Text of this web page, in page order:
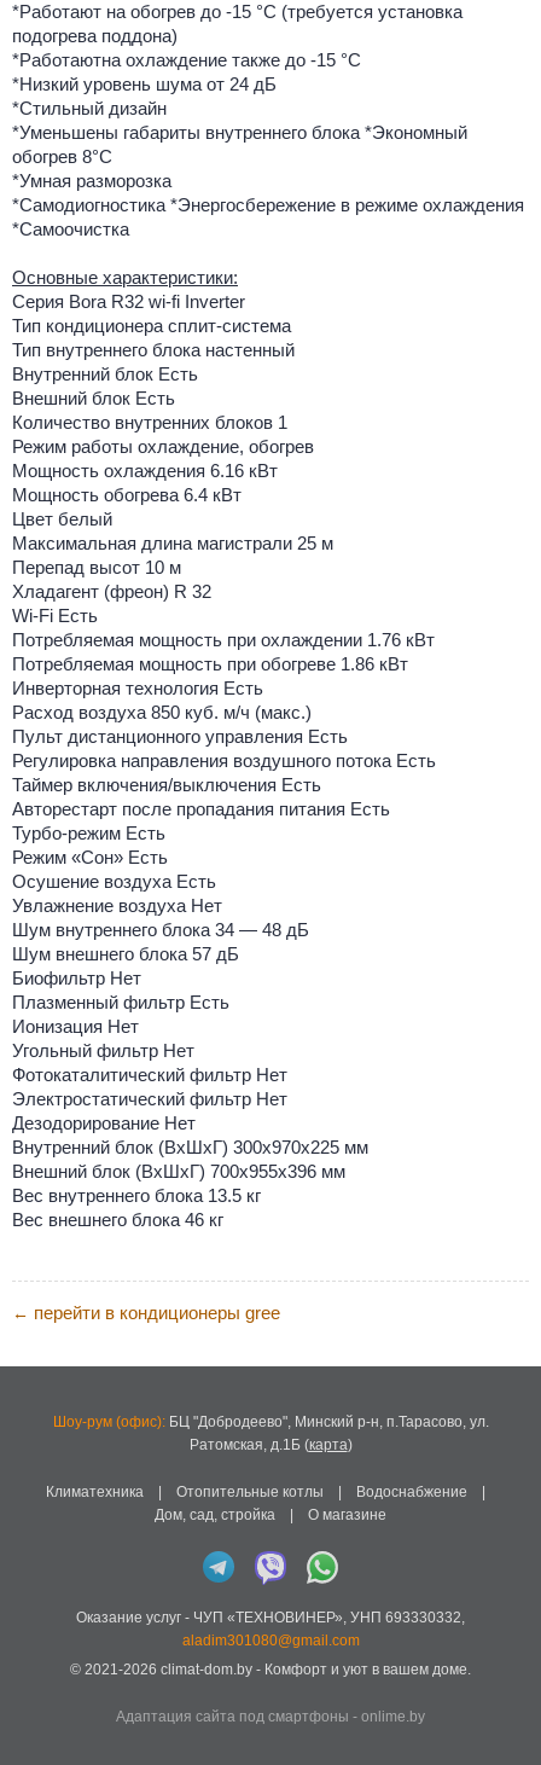
*Работают на обогрев до -15 °С (требуется установка
подогрева поддона)
*Работаютна охлаждение также до -15 °С
*Низкий уровень шума от 24 дБ
*Стильный дизайн
*Уменьшены габариты внутреннего блока *Экономный
обогрев 8°С
*Умная разморозка
*Самодиогностика *Энергосбережение в режиме охлаждения
*Самоочистка
Основные характеристики:
Серия Bora R32 wi-fi Inverter
Тип кондиционера сплит-система
Тип внутреннего блока настенный
Внутренний блок Есть
Внешний блок Есть
Количество внутренних блоков 1
Режим работы охлаждение, обогрев
Мощность охлаждения 6.16 кВт
Мощность обогрева 6.4 кВт
Цвет белый
Максимальная длина магистрали 25 м
Перепад высот 10 м
Хладагент (фреон) R 32
Wi-Fi Есть
Потребляемая мощность при охлаждении 1.76 кВт
Потребляемая мощность при обогреве 1.86 кВт
Инверторная технология Есть
Расход воздуха 850 куб. м/ч (макс.)
Пульт дистанционного управления Есть
Регулировка направления воздушного потока Есть
Таймер включения/выключения Есть
Авторестарт после пропадания питания Есть
Турбо-режим Есть
Режим «Сон» Есть
Осушение воздуха Есть
Увлажнение воздуха Нет
Шум внутреннего блока 34 — 48 дБ
Шум внешнего блока 57 дБ
Биофильтр Нет
Плазменный фильтр Есть
Ионизация Нет
Угольный фильтр Нет
Фотокаталитический фильтр Нет
Электростатический фильтр Нет
Дезодорирование Нет
Внутренний блок (ВхШхГ) 300х970х225 мм
Внешний блок (ВхШхГ) 700х955х396 мм
Вес внутреннего блока 13.5 кг
Вес внешнего блока 46 кг
← перейти в кондиционеры gree
Шоу-рум (офис):БЦ "Добродеево", Минский р-н, п.Тарасово, ул.
Ратомская, д.1Б(карта)
Климатехника| Отопительные котлы Водоснабжение
Дом, сад, стройка
О магазине
Оказание услуг - ЧУП «ТЕХНОВИНЕР», УНП 693330332,
aladim301080@gmail.com
© 2021-2026 climat-dom.by - Комфорт и уют в вашем доме.
Адаптация сайта под смартфоны - onlime.by